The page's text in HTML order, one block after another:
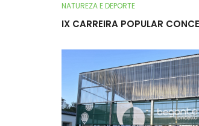
NATUREZA E DEPORTE
IX CARREIRA POPULAR